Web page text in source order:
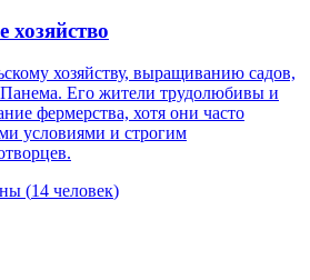
хозяйство
хозяйству, выращиванию садов,
Его жители трудолюбивы и
фермерства, хотя они часто
условиями и строгим
(14 человек)